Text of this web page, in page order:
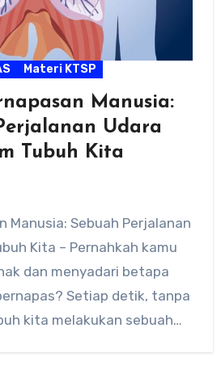
Materi KTSP
Manusia:
Udara
Tubuh Kita
Manusia: Sebuah Perjalanan
Kita – Pernahkah kamu
dan menyadari betapa
Setiap detik, tanpa
kita melakukan sebuah